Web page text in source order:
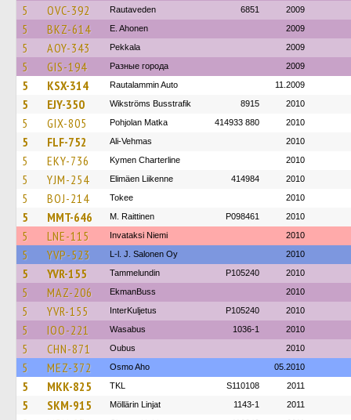
5 OVC-392 Rautaveden 6851 2009
5 BKZ-614 E. Ahonen 2009
5 AOY-343 Pekkala 2009
5 GIS-194 Разные города 2009
5 KSX-314 Rautalammin Auto 11.2009
5 EJY-350 Wikströms Busstrafik 8915 2010
5 GIX-805 Pohjolan Matka 414933 880 2010
5 FLF-752 Ali-Vehmas 2010
5 EKY-736 Kymen Charterline 2010
5 YJM-254 Elimäen Liikenne 414984 2010
5 BOJ-214 Tokee 2010
5 MMT-646 M. Raittinen P098461 2010
5 LNE-115 Invataksi Niemi 2010
5 YVP-523 L-l. J. Salonen Oy 2010
5 YVR-155 Tammelundin P105240 2010
5 MAZ-206 EkmanBuss 2010
5 YVR-155 InterKuljetus P105240 2010
5 IOO-221 Wasabus 1036-1 2010
5 CHN-871 Oubus 2010
5 MEZ-372 Osmo Aho 05.2010
5 MKK-825 TKL S110108 2011
5 SKM-915 Möllärin Linjat 1143-1 2011